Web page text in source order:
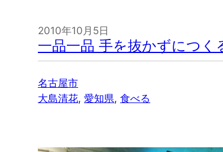
2010年10月5日
一品一品 手を抜かずにつ
名古屋市
大島清花, 愛知県, 食べる